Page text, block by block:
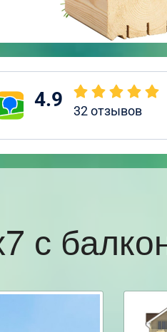
4.9 32отзывов
с